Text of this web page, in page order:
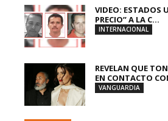
VIDEO: ESTADOS
PRECIO” A LA C...
INTERNACIONAL
REVELAN QUE
EN CONTACTO
VANGUARDIA